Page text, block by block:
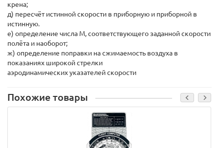
крена;
д) пересчёт истинной скорости в приборную и приборной в
истинную.
е) определение числа М, соответствующего заданной скорости
полёта и наоборот;
ж) определение поправки на сжимаемость воздуха в
показаниях широкой стрелки
аэродинамических указателей скорости
Похожие товары